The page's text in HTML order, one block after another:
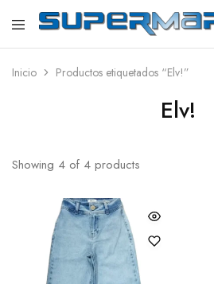
SuperMarkas
Ropa
con
Inicio Productos etiquetados “Elv!”
Elv!
Showing 4 of 4 products